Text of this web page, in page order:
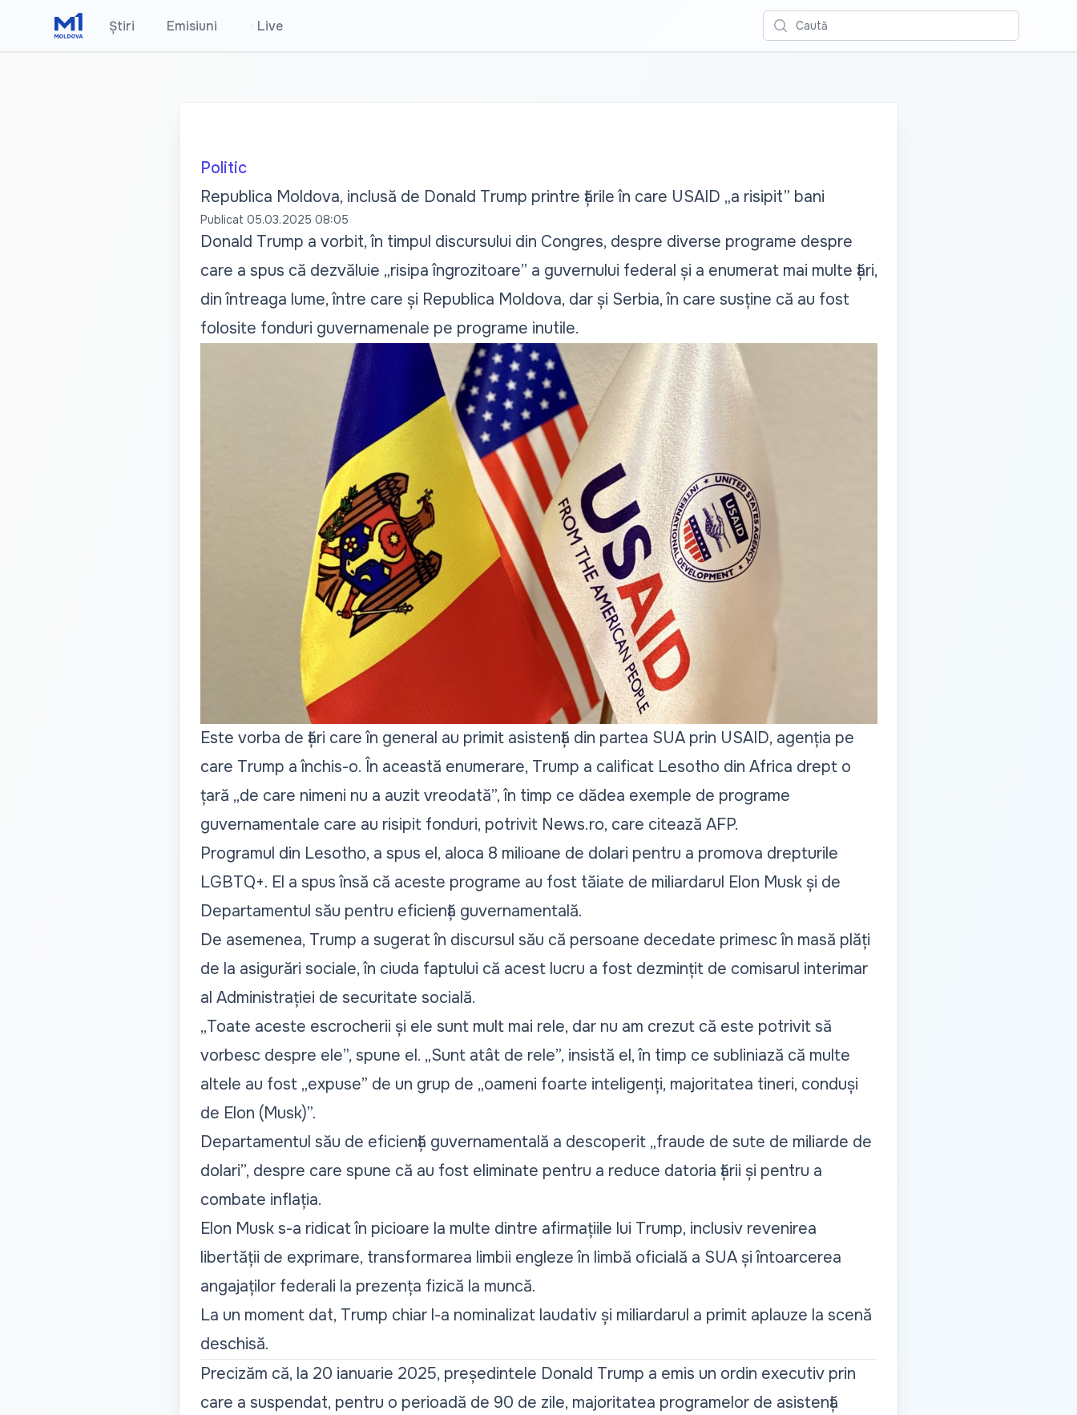
Știri Emisiuni Live Caută
Politic
Republica Moldova, inclusă de Donald Trump printre țările în care USAID „a risipit” bani
Publicat 05.03.2025 08:05
Donald Trump a vorbit, în timpul discursului din Congres, despre diverse programe despre
care a spus că dezvăluie „risipa îngrozitoare” a guvernului federal și a enumerat mai multe țări,
din întreaga lume, între care și Republica Moldova, dar și Serbia, în care susține că au fost
folosite fonduri guvernamenale pe programe inutile.
Este vorba de țări care în general au primit asistență din partea SUA prin USAID, agenția pe
care Trump a închis-o. În această enumerare, Trump a calificat Lesotho din Africa drept o
țară „de care nimeni nu a auzit vreodată”, în timp ce dădea exemple de programe
guvernamentale care au risipit fonduri, potrivit News.ro, care citează AFP.
Programul din Lesotho, a spus el, aloca 8 milioane de dolari pentru a promova drepturile
LGBTQ+. El a spus însă că aceste programe au fost tăiate de miliardarul Elon Musk și de
Departamentul său pentru eficiență guvernamentală.
De asemenea, Trump a sugerat în discursul său că persoane decedate primesc în masă plăți
de la asigurări sociale, în ciuda faptului că acest lucru a fost dezmințit de comisarul interimar
al Administrației de securitate socială.
„Toate aceste escrocherii și ele sunt mult mai rele, dar nu am crezut că este potrivit să
vorbesc despre ele”, spune el. „Sunt atât de rele”, insistă el, în timp ce subliniază că multe
altele au fost „expuse” de un grup de „oameni foarte inteligenți, majoritatea tineri, conduși
de Elon (Musk)”.
Departamentul său de eficiență guvernamentală a descoperit „fraude de sute de miliarde de
dolari”, despre care spune că au fost eliminate pentru a reduce datoria țării și pentru a
combate inflația.
Elon Musk s-a ridicat în picioare la multe dintre afirmațiile lui Trump, inclusiv revenirea
libertății de exprimare, transformarea limbii engleze în limbă oficială a SUA și întoarcerea
angajaților federali la prezența fizică la muncă.
La un moment dat, Trump chiar l-a nominalizat laudativ și miliardarul a primit aplauze la scenă
deschisă.
Precizăm că, la 20 ianuarie 2025, președintele Donald Trump a emis un ordin executiv prin
care a suspendat, pentru o perioadă de 90 de zile, majoritatea programelor de asistență